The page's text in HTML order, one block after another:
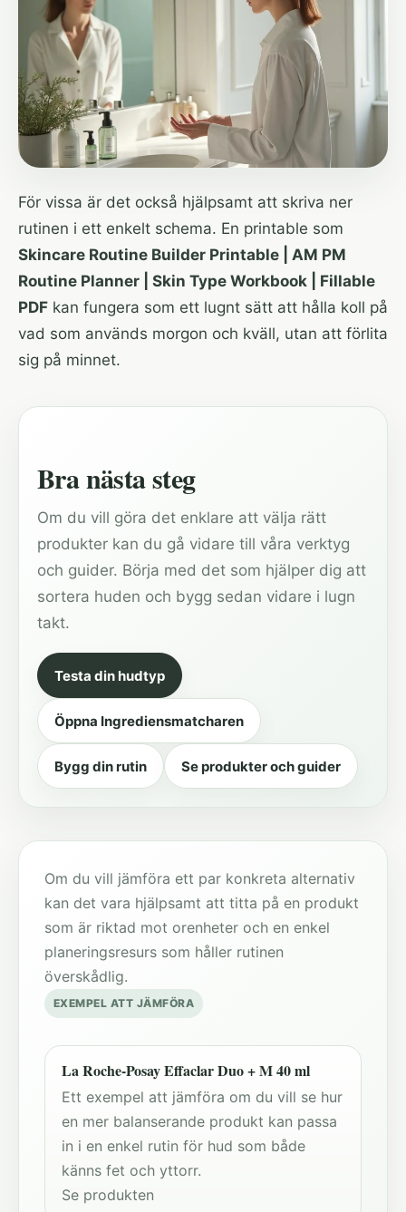
För vissa är det också hjälpsamt att skriva ner
rutinen i ett enkelt schema. En printable som
Skincare Routine Builder Printable | AM PM
Routine Planner | Skin Type Workbook | Fillable
PDF kan fungera som ett lugnt sätt att hålla koll på
vad som används morgon och kväll, utan att förlita
sig på minnet.
Bra nästa steg
Om du vill göra det enklare att välja rätt
produkter kan du gå vidare till våra verktyg
och guider. Börja med det som hjälper dig att
sortera huden och bygg sedan vidare i lugn
takt.
Testa din hudtyp
Öppna Ingrediensmatcharen
Bygg din rutin Se produkter och guider
Om du vill jämföra ett par konkreta alternativ
kan det vara hjälpsamt att titta på en produkt
som är riktad mot orenheter och en enkel
planeringsresurs som håller rutinen
överskådlig.
EXEMPEL ATT JÄMFÖRA
La Roche-Posay Effaclar Duo + M 40 ml
Ett exempel att jämföra om du vill se hur
en mer balanserande produkt kan passa
in i en enkel rutin för hud som både
känns fet och yttorr.
Se produkten